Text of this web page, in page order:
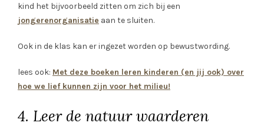
kind het bijvoorbeeld zitten om zich bij een
jongerenorganisatie aan te sluiten.
Ook in de klas kan er ingezet worden op bewustwording.
lees ook: Met deze boeken leren kinderen (en jij ook) over
hoe we lief kunnen zijn voor het milieu!
4. Leer de natuur waarderen